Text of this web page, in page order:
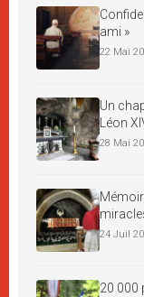
ami »
22 Mai
Un
Léon
28 Mai
24 Juil
20 000